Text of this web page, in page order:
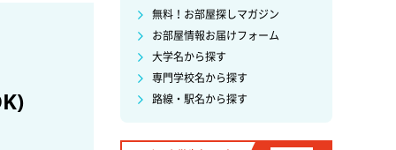
無料！お部屋探しマガジン
お部屋情報お届けフォーム
大学名から探す
専門学校名から探す
路線・駅名から探す